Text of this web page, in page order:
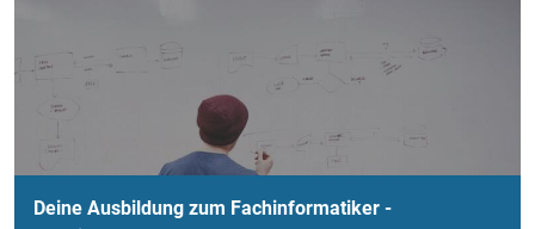
Deine Ausbildung zum Fachinformatiker -